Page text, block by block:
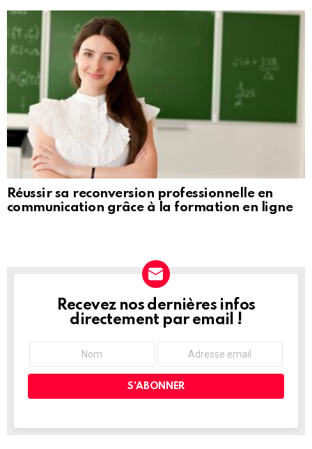
Réussir sa reconversion professionnelle en
communication grâce à la formation en ligne
NEWSLETTER
Recevez nos dernières infos
directement par email !